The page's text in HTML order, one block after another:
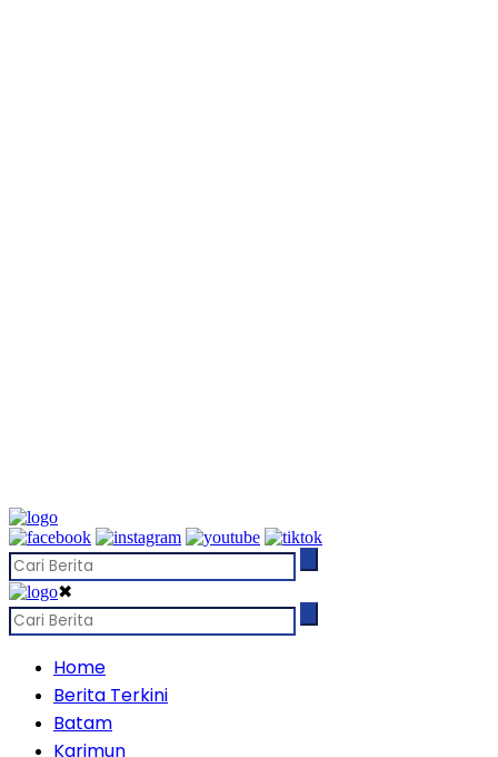
✖
Home
Berita Terkini
Batam
Karimun